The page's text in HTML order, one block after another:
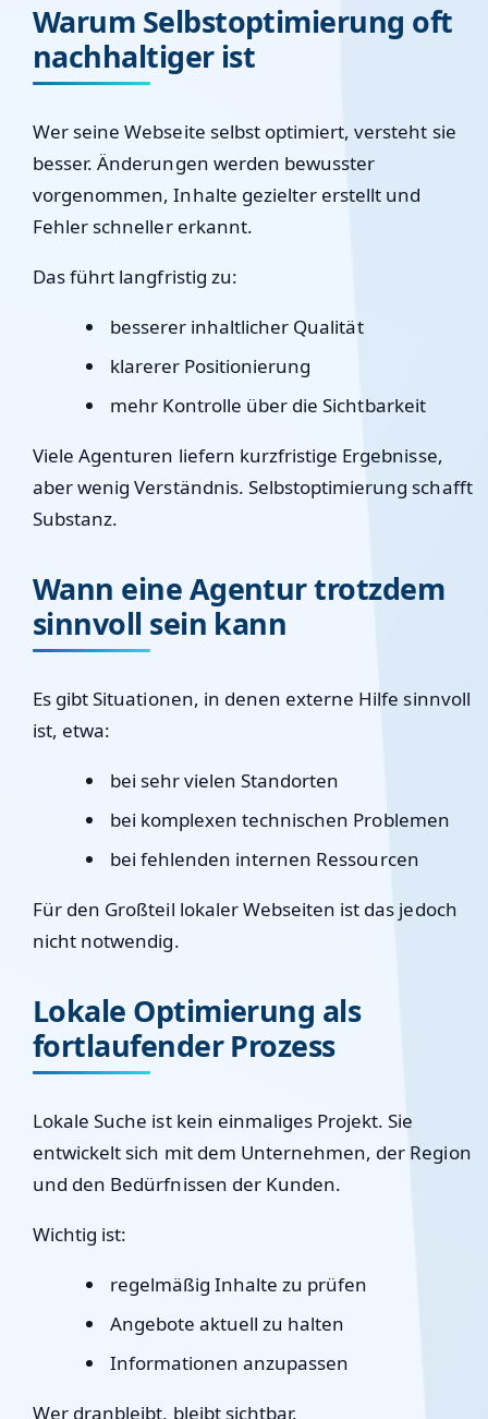
Warum Selbstoptimierung oft
nachhaltiger ist
Wer seine Webseite selbst optimiert, versteht sie
besser. Änderungen werden bewusster
vorgenommen, Inhalte gezielter erstellt und
Fehler schneller erkannt.
Das führt langfristig zu:
besserer inhaltlicher Qualität
klarerer Positionierung
mehr Kontrolle über die Sichtbarkeit
Viele Agenturen liefern kurzfristige Ergebnisse,
aber wenig Verständnis. Selbstoptimierung schafft
Substanz.
Wann eine Agentur trotzdem
sinnvoll sein kann
Es gibt Situationen, in denen externe Hilfe sinnvoll
ist, etwa:
bei sehr vielen Standorten
bei komplexen technischen Problemen
bei fehlenden internen Ressourcen
Für den Großteil lokaler Webseiten ist das jedoch
nicht notwendig.
Lokale Optimierung als
fortlaufender Prozess
Lokale Suche ist kein einmaliges Projekt. Sie
entwickelt sich mit dem Unternehmen, der Region
und den Bedürfnissen der Kunden.
Wichtig ist:
regelmäßig Inhalte zu prüfen
Angebote aktuell zu halten
Informationen anzupassen
Wer dranbleibt, bleibt sichtbar.